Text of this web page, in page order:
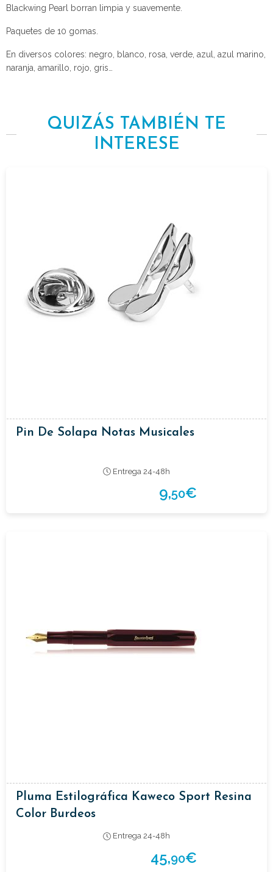
Blackwing Pearl borran limpia y suavemente.
Paquetes de 10 gomas.
En diversos colores: negro, blanco, rosa, verde, azul, azul marino,
naranja, amarillo, rojo, gris…
QUIZÁS TAMBIÉN TE
INTERESE
Pin De Solapa Notas Musicales
Entrega 24-48h
9,50€
Pluma Estilográfica Kaweco Sport Resina
Color Burdeos
Entrega 24-48h
45,90€